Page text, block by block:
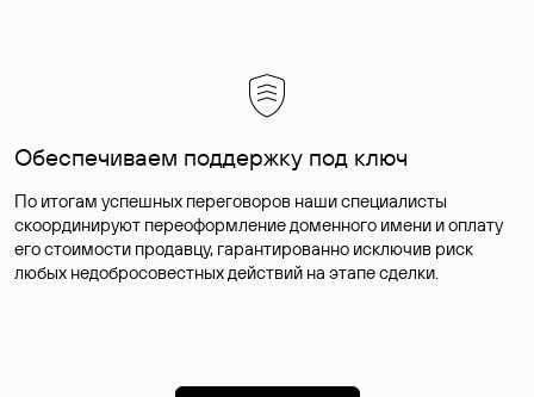
Обеспечиваем поддержку под ключ
По итогам успешных переговоров наши специалисты
скоординируют переоформление доменного имени и оплату
его стоимости продавцу, гарантированно исключив риск
любых недобросовестных действий на этапе сделки.